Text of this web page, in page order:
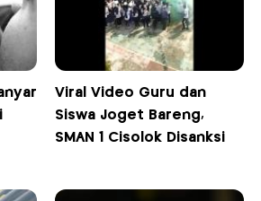
Viral Video Guru dan
Siswa Joget Bareng,
SMAN 1 Cisolok Disanksi